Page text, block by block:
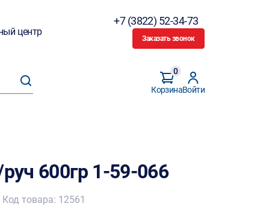
центр
+7 (3822) 52-34-73
Заказать звонок
Корзина
0
Войти
600гр 1-59-066
Код товара: 12561